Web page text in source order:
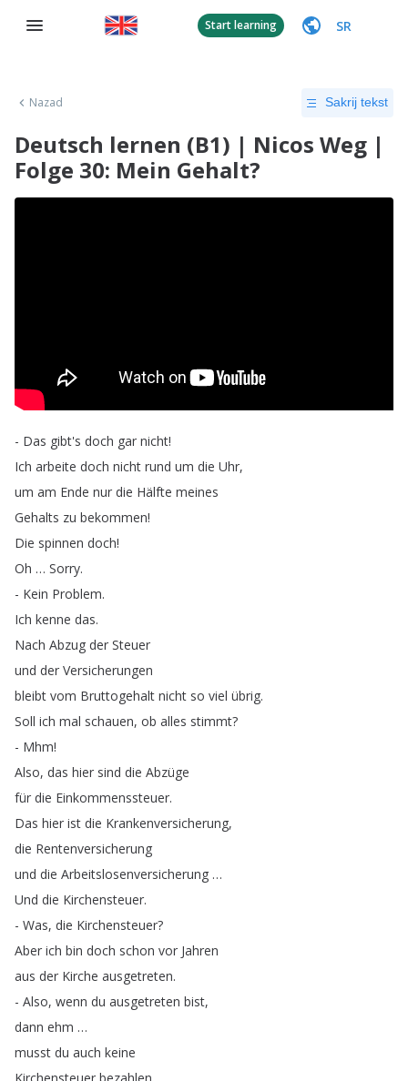
Start learning SR
Nazad Sakrij tekst
Deutsch lernen (B1) | Nicos Weg |
Folge 30: Mein Gehalt?
- Das gibt's doch gar nicht!
Ich arbeite doch nicht rund um die Uhr,
um am Ende nur die Hälfte meines
Gehalts zu bekommen!
Die spinnen doch!
Oh … Sorry.
- Kein Problem.
Ich kenne das.
Nach Abzug der Steuer
und der Versicherungen
bleibt vom Bruttogehalt nicht so viel übrig.
Soll ich mal schauen, ob alles stimmt?
- Mhm!
Also, das hier sind die Abzüge
für die Einkommenssteuer.
Das hier ist die Krankenversicherung,
die Rentenversicherung
und die Arbeitslosenversicherung …
Und die Kirchensteuer.
- Was, die Kirchensteuer?
Aber ich bin doch schon vor Jahren
aus der Kirche ausgetreten.
- Also, wenn du ausgetreten bist,
dann ehm …
musst du auch keine